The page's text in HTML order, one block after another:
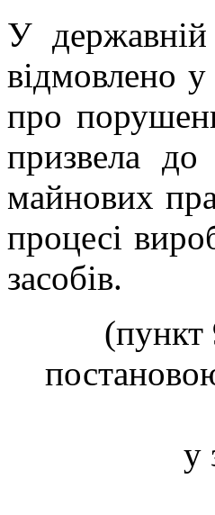
У державній
відмовлено у
про
призвела
майнових
процесі
засобів.
(пункт
у